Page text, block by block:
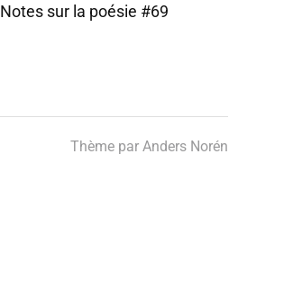
Notes sur la poésie #69
Thème par Anders Norén